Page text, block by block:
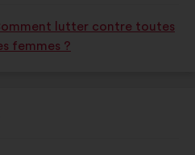
seuraavasti:
lutter contre toutes
femmes ?